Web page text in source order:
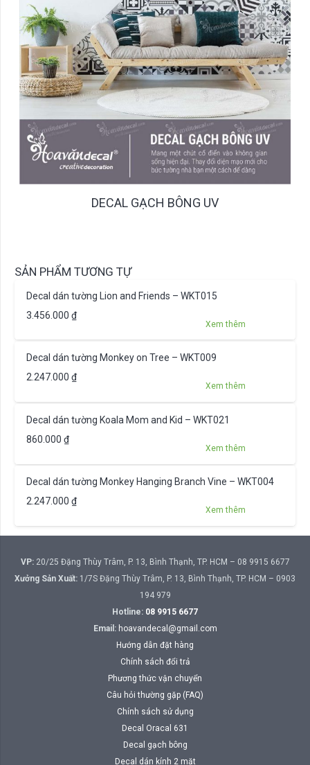
DECAL GẠCH BÔNG UV
SẢN PHẨM TƯƠNG TỰ
Decal dán tường Lion and Friends – WKT015
3.456.000 ₫
Xem thêm
Decal dán tường Monkey on Tree – WKT009
2.247.000 ₫
Xem thêm
Decal dán tường Koala Mom and Kid – WKT021
860.000 ₫
Xem thêm
Decal dán tường Monkey Hanging Branch Vine – WKT004
2.247.000 ₫
Xem thêm
VP:20/25 Đặng Thùy Trâm, P. 13, Bình Thạnh, TP. HCM – 08 9915 6677
Xưởng Sản Xuất: 1/7S Đặng Thùy Trâm, P. 13, Bình Thạnh, TP. HCM – 0903
194 979
Hotline: 08 9915 6677
Email: hoavandecal@gmail.com
Hướng dẫn đặt hàng
Chính sách đổi trả
Phương thức vận chuyển
Câu hỏi thường gặp (FAQ)
Chính sách sử dụng
Decal Oracal 631
Decal gạch bông
Decal dán kính 2 mặt